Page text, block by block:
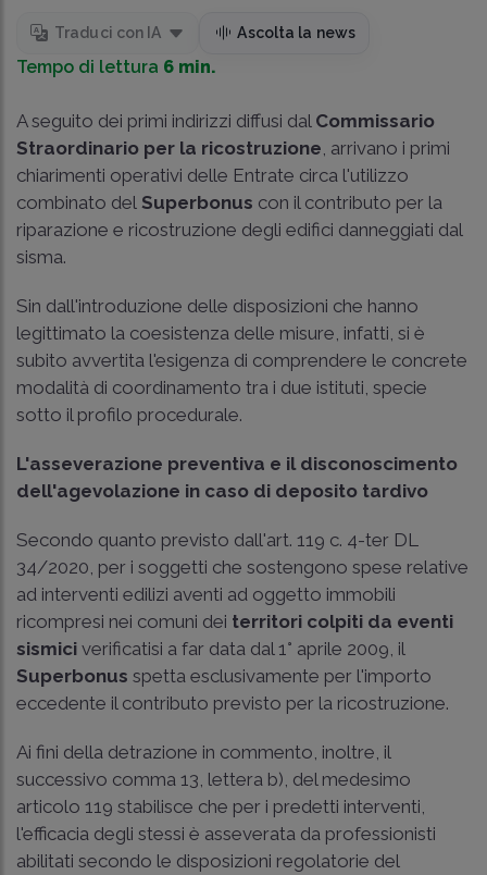
Traduci con IA Ascolta la news
Tempo di lettura 6 min.
A seguito dei primi indirizzi diffusi dal Commissario
Straordinario per la ricostruzione , arrivano i primi
chiarimenti operativi delle Entrate circa l'utilizzo
combinato del Superbonus con il contributo per la
riparazione e ricostruzione degli edifici danneggiati dal
sisma.
Sin dall'introduzione delle disposizioni che hanno
legittimato la coesistenza delle misure, infatti, si è
subito avvertita l'esigenza di comprendere le concrete
modalità di coordinamento tra i due istituti, specie
sotto il profilo procedurale.
L'asseverazione preventiva e il disconoscimento
dell'agevolazione in caso di deposito tardivo
Secondo quanto previsto dall'art. 119 c. 4-ter DL
34/2020, per i soggetti che sostengono spese relative
ad interventi edilizi aventi ad oggetto immobili
ricompresi nei comuni dei territori colpiti da eventi
sismici verificatisi a far data dal 1° aprile 2009, il
Superbonus spetta esclusivamente per l'importo
eccedente il contributo previsto per la ricostruzione.
Ai fini della detrazione in commento, inoltre, il
successivo comma 13, lettera b), del medesimo
articolo 119 stabilisce che per i predetti interventi,
l'efficacia degli stessi è asseverata da professionisti
abilitati secondo le disposizioni regolatorie del